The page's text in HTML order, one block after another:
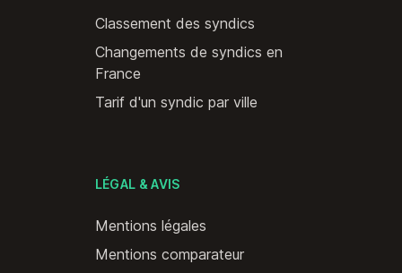
Classement des syndics
Changements de syndics en
France
Tarif d'un syndic par ville
LÉGAL & AVIS
Mentions légales
Mentions comparateur